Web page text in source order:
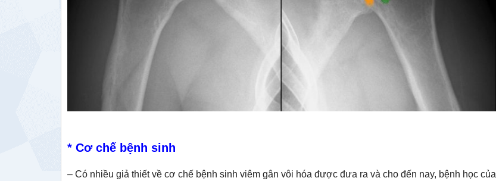
* Cơ chế bệnh sinh
– Có nhiều giả thiết về cơ chế bệnh sinh viêm gân vôi hóa được đưa ra và cho đến nay, bệnh học của